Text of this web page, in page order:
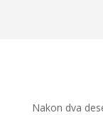
Nakon dva